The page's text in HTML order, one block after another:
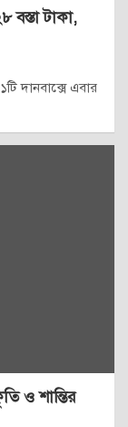
বস্তা টাকা,
দানবাক্সে এবার
ও শান্তির